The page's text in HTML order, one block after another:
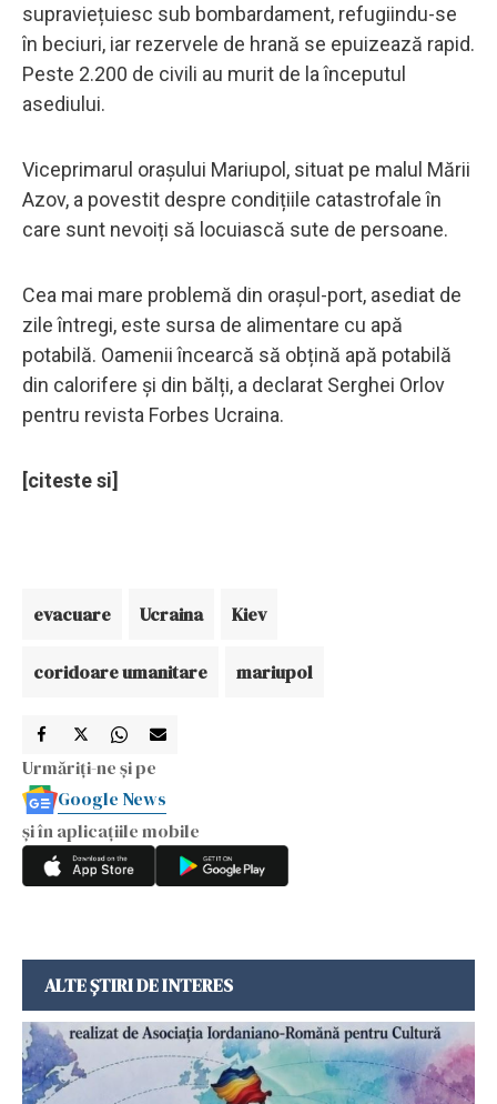
supraviețuiesc sub bombardament, refugiindu-se
în beciuri, iar rezervele de hrană se epuizează rapid.
Peste 2.200 de civili au murit de la începutul
asediului.
Viceprimarul orașului Mariupol, situat pe malul Mării
Azov, a povestit despre condițiile catastrofale în
care sunt nevoiți să locuiască sute de persoane.
Cea mai mare problemă din orașul-port, asediat de
zile întregi, este sursa de alimentare cu apă
potabilă. Oamenii încearcă să obțină apă potabilă
din calorifere și din bălți, a declarat Serghei Orlov
pentru revista Forbes Ucraina.
[citeste si]
evacuare Ucraina Kiev
coridoare umanitare mariupol
Urmăriți-ne și pe
Google News
și în aplicațiile mobile
ALTE ȘTIRI DE INTERES